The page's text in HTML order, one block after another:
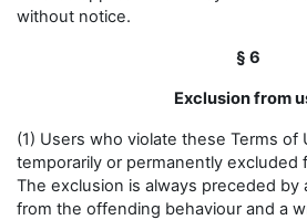
without notice.
§ 6
Exclusion from
(1) Users who violate these Terms of
temporarily or permanently excluded
The exclusion is always preceded by
from the offending behaviour and a